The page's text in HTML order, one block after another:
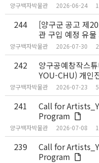
양구백자박물관 2026-06-24
244
[양구군 공고 제
관 구입 예정 유
양구백자박물관 2026-07-30
242
양구공예창작스
YOU-CHU) 개인
양구백자박물관 2026-07-23
241
Call for
Program
양구백자박물관 2026-07-08
239
Call for
Program